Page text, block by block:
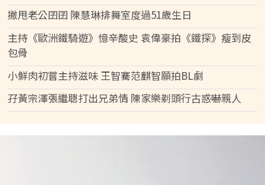
撇甩老公囝囝 陳慧琳排舞室度過51歲生日
主持《歐洲鐵騎遊》憶辛酸史 袁偉豪拍《鐵探》瘦到皮
包骨
小鮮肉初嘗主持滋味 王智騫范麒智願拍BL劇
孖黃宗澤張繼聰打出兄弟情 陳家樂剃頭行古惑嚇親人